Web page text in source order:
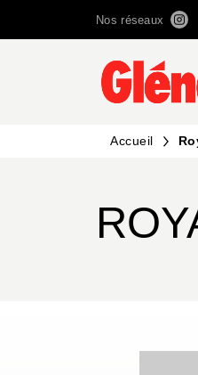
Nos réseaux
Accueil